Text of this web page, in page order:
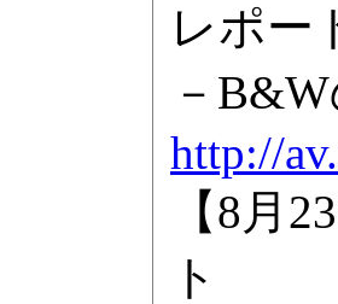
レポー
－
http://
【8月
ト